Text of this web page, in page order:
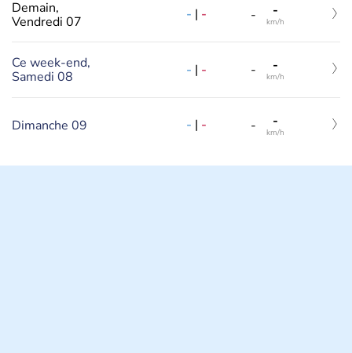
Demain,
Vendredi 07
- | - - -
km/h
Ce week-end,
Samedi 08
- | - - -
km/h
Dimanche 09 - | - - -
km/h